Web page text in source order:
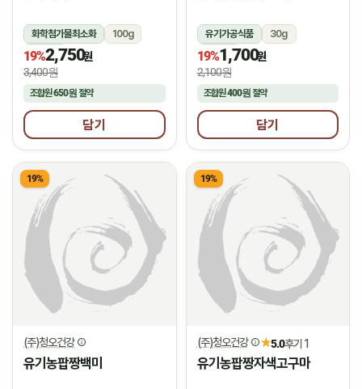
화학첨가물최소화
100g
상온
19%2,750원
3,400원
조합원650원 절약
담기
유기가공식품
30g
상온
19%1,700원
2,100원
조합원400원절약
담기
19%
(주)청오건강
유기농팝짱백미
19%
(주)청오건강 ★5.0후기 1
유기농팝짱자색고구마